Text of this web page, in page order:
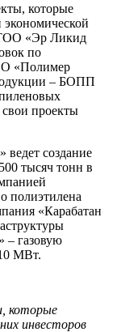
которые
«Эр Ликид
по
«Полимер
– БОПП
проекты
создание
тысяч тонн в
полиэтилена
«Карабатан
– газовую
МВт.
которые
инвесторов